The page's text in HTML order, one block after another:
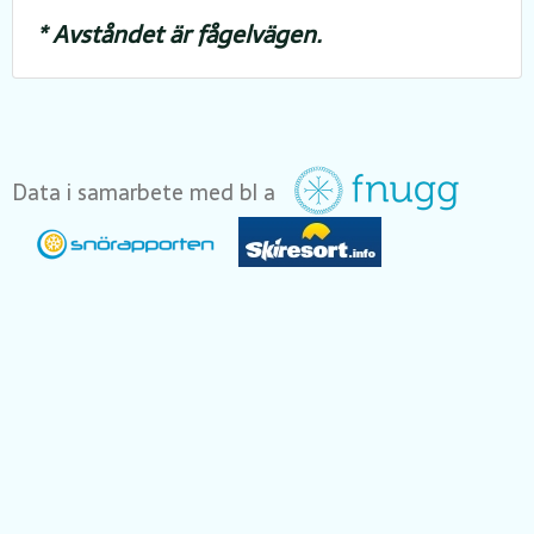
* Avståndet är fågelvägen.
Data i samarbete med bl a